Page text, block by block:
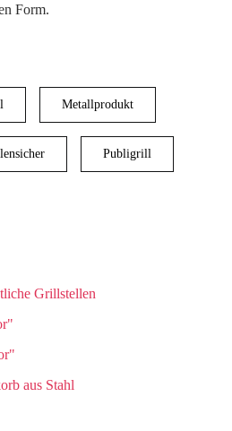
Form.
Metallprodukt
Publigrill
Grillstellen
aus Stahl